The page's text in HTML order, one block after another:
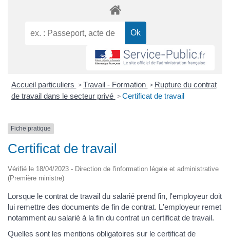
Accueil particuliers > Travail - Formation > Rupture du contrat
de travail dans le secteur privé > Certificat de travail
Fiche pratique
Certificat de travail
Vérifié le 18/04/2023 - Direction de l'information légale et administrative
(Première ministre)
Lorsque le contrat de travail du salarié prend fin, l'employeur doit
lui remettre des documents de fin de contrat. L'employeur remet
notamment au salarié à la fin du contrat un certificat de travail.
Quelles sont les mentions obligatoires sur le certificat de